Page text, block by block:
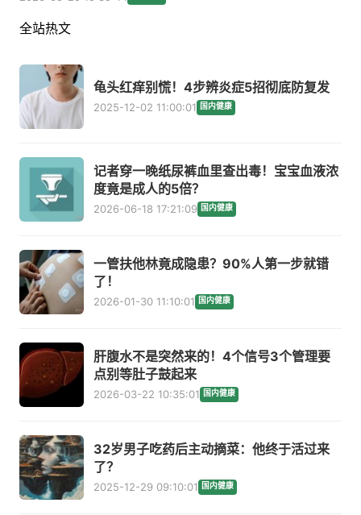
全站热文
龟头红痒别慌！4步辨炎症5招彻底防复发
2025-12-02 11:00:01 国内健康
记者穿一晚纸尿裤血里查出毒！宝宝血液浓
度竟是成人的5倍？
2026-06-18 17:21:09 国内健康
一管扶他林竟成隐患？90%人第一步就错
了！
2026-01-30 11:10:01 国内健康
肝腹水不是突然来的！4个信号3个管理要
点别等肚子鼓起来
2026-03-22 10:35:01 国内健康
32岁男子吃药后主动摘菜：他终于活过来
了？
2025-12-29 09:10:01 国内健康